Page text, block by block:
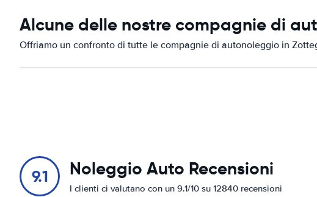
Alcune delle nostre compagnie di
Offriamo un confronto di tutte le compagnie di autonoleggio in
9.1 Noleggio Auto Recensioni
I clienti ci valutano con un 9.1/10 su 12840 recensioni